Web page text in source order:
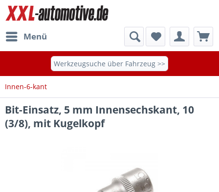
Menü
Werkzeugsuche über Fahrzeug >>
Innen-6-kant
Bit-Einsatz, 5 mm Innensechskant, 10
(3/8), mit Kugelkopf